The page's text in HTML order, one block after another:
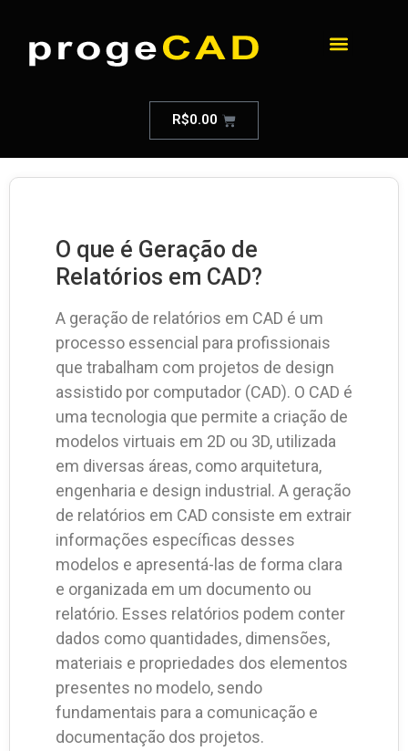
R$0.00
O que é Geração de
Relatórios em CAD?
A geração de relatórios em CAD é um
processo essencial para profissionais
que trabalham com projetos de design
assistido por computador (CAD). O CAD é
uma tecnologia que permite a criação de
modelos virtuais em 2D ou 3D, utilizada
em diversas áreas, como arquitetura,
engenharia e design industrial. A geração
de relatórios em CAD consiste em extrair
informações específicas desses
modelos e apresentá-las de forma clara
e organizada em um documento ou
relatório. Esses relatórios podem conter
dados como quantidades, dimensões,
materiais e propriedades dos elementos
presentes no modelo, sendo
fundamentais para a comunicação e
documentação dos projetos.